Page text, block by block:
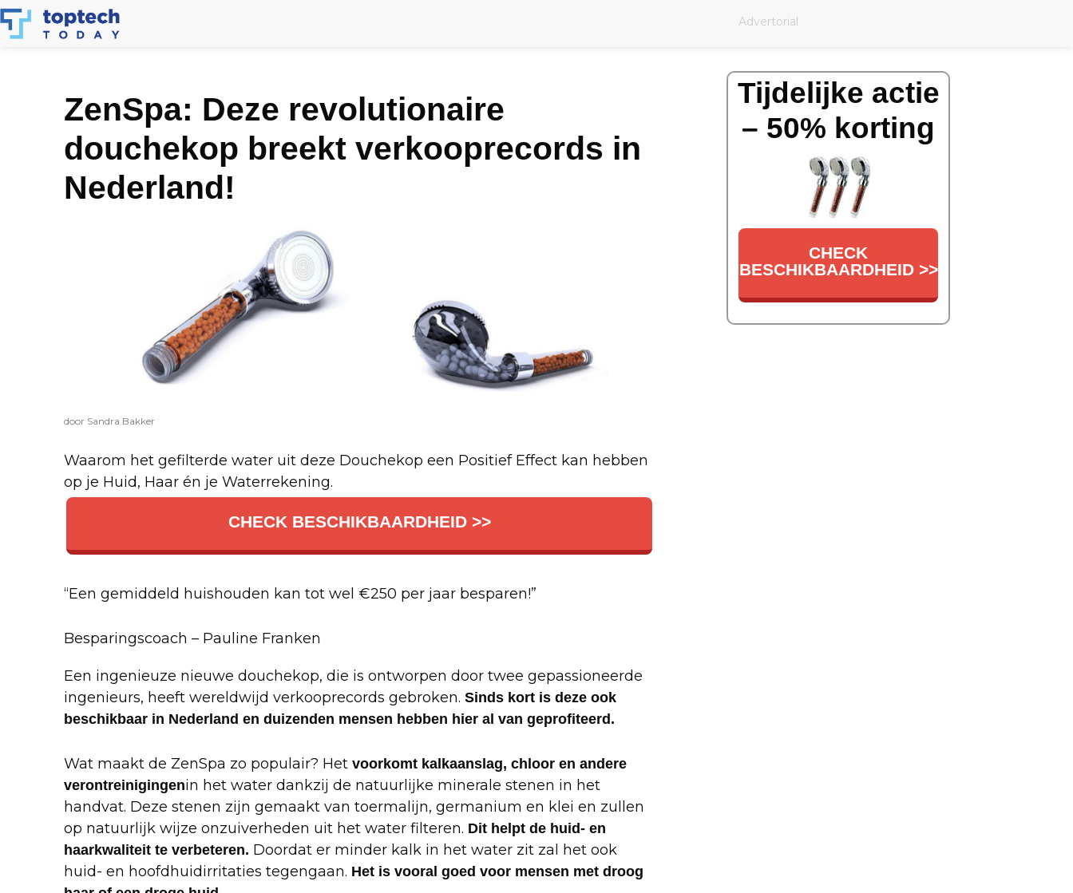
Skip
to
Advertorial
ZenSpa: Deze revolutionaire
douchekop breekt verkooprecords in
Nederland!
door Sandra Bakker
Waarom het gefilterde water uit deze Douchekop een Positief Effect kan hebben
op je Huid, Haar én je Waterrekening.
CHECK BESCHIKBAARDHEID >>
“Een gemiddeld huishouden kan tot wel €250 per jaar besparen!”
Besparingscoach – Pauline Franken
Een ingenieuze nieuwe douchekop, die is ontworpen door twee gepassioneerde
ingenieurs, heeft wereldwijd verkooprecords gebroken. Sinds kort is deze ook
beschikbaar in Nederland en duizenden mensen hebben hier al van geprofiteerd.
Wat maakt de ZenSpa zo populair? Het voorkomt kalkaanslag, chloor en andere
verontreinigingenin het water dankzij de natuurlijke minerale stenen in het
handvat. Deze stenen zijn gemaakt van toermalijn, germanium en klei en zullen
op natuurlijk wijze onzuiverheden uit het water filteren. Dit helpt de huid- en
haarkwaliteit te verbeteren. Doordat er minder kalk in het water zit zal het ook
huid- en hoofdhuidirritaties tegengaan. Het is vooral goed voor mensen met droog
Tijdelijke actie
– 50% korting
CHECK
BESCHIKBAARDHEID >>